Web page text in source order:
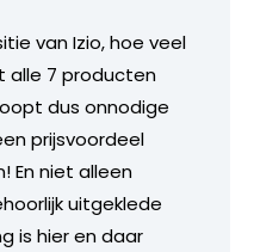
van Izio, hoe veel
alle 7 producten
dus onnodige
prijsvoordeel
En niet alleen
uitgeklede
is hier en daar